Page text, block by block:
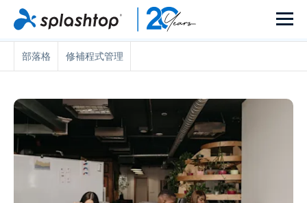
部落格 修補程式管理